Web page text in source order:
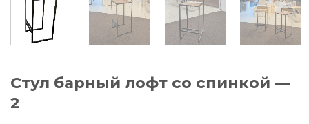
Стул барный лофт со спинкой —
2